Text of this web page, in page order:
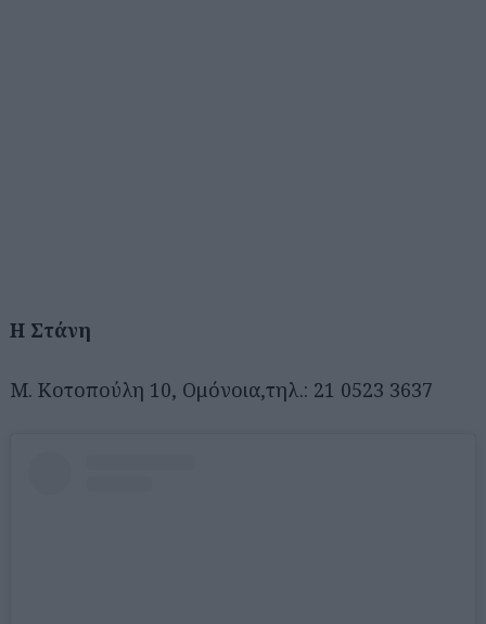
Η Στάνη
Μ. Κοτοπούλη 10, Oμόνοια,τηλ.: 21 0523 3637